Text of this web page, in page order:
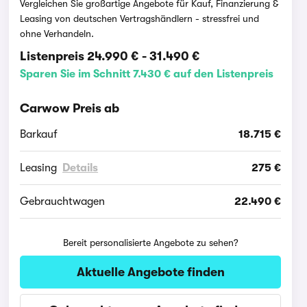
Vergleichen Sie großartige Angebote für Kauf, Finanzierung &
Leasing von deutschen Vertragshändlern - stressfrei und
ohne Verhandeln.
Listenpreis24.990 € -31.490 €
Sparen Sie im Schnitt 7.430 € auf den Listenpreis
Carwow Preis ab
Barkauf 18.715 €
Leasing Details 275 €
Gebrauchtwagen 22.490 €
Bereit personalisierte Angebote zu sehen?
Aktuelle Angebote finden